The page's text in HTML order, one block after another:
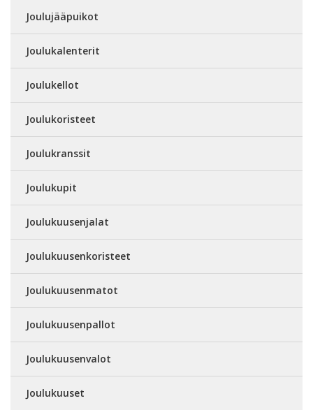
Joulujääpuikot
Joulukalenterit
Joulukellot
Joulukoristeet
Joulukranssit
Joulukupit
Joulukuusenjalat
Joulukuusenkoristeet
Joulukuusenmatot
Joulukuusenpallot
Joulukuusenvalot
Joulukuuset